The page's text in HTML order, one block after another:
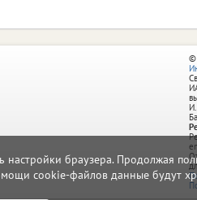
браузера. Продолжая
cookie-файлов данные будут
©